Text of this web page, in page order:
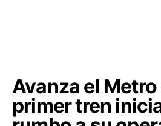
Avanza el
primer tren